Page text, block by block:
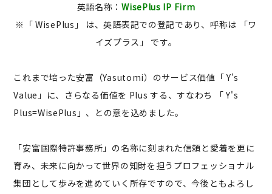
英語名称：WisePlus IP Firm
※「 WisePlus」 は、英語表記での登記であり、呼称は 「ワ
イズプラス」 です。
これまで培った安富（Yasutomi）のサービス価値「 Y's
Value」に、さらなる価値を Plus する、すなわち 「 Y's
Plus=WisePlus」、との意を込めました。
「安富国際特許事務所」の名称に刻まれた信頼と愛着を更に
育み、未来に向かって世界の知財を担うプロフェッショナル
集団として歩みを進めていく所存ですので、今後ともよろし